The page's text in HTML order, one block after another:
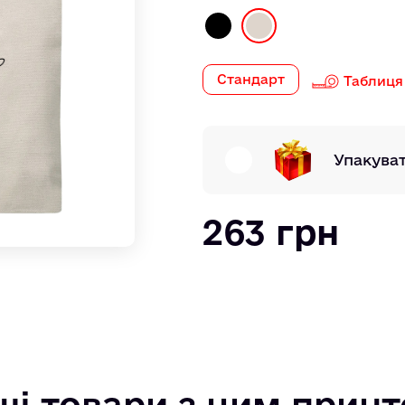
Стандарт Таблиця
263 грн